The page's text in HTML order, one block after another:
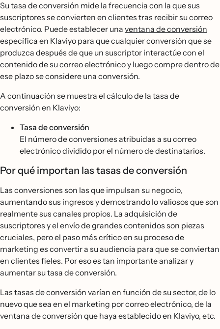
Su tasa de conversión mide la frecuencia con la que sus
suscriptores se convierten en clientes tras recibir su correo
electrónico. Puede establecer una ventana de conversión
específica en Klaviyo para que cualquier conversión que se
produzca después de que un suscriptor interactúe con el
contenido de su correo electrónico y luego compre dentro de
ese plazo se considere una conversión.
A continuación se muestra el cálculo de la tasa de
conversión en Klaviyo:
Tasa de conversión
El número de conversiones atribuidas a su correo
electrónico dividido por el número de destinatarios.
Por qué importan las tasas de conversión
Las conversiones son las que impulsan su negocio,
aumentando sus ingresos y demostrando lo valiosos que son
realmente sus canales propios. La adquisición de
suscriptores y el envío de grandes contenidos son piezas
cruciales, pero el paso más crítico en su proceso de
marketing es convertir a su audiencia para que se conviertan
en clientes fieles. Por eso es tan importante analizar y
aumentar su tasa de conversión.
Las tasas de conversión varían en función de su sector, de lo
nuevo que sea en el marketing por correo electrónico, de la
ventana de conversión que haya establecido en Klaviyo, etc.